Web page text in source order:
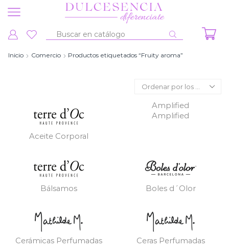
Entrada
búsqueda
Inicio Comercio Productos etiquetados “Fruity aroma”
Aceite Corporal
Amplified
Amplified
Bálsamos Boles d´Olor
Cerámicas Perfumadas Ceras Perfumadas